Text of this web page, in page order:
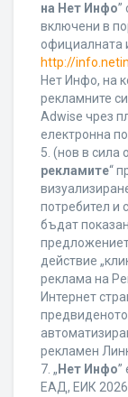
на Нет Инфо”
включени в
официалната
http://
Нет Инфо, на
рекламните
Adwise чрез
електронна
5. (нов в сила
рекламите“
потребител и
бъдат
действие
реклама на
Интернет
рекламен
7. „ Нет Инфо”
ЕАД, ЕИК